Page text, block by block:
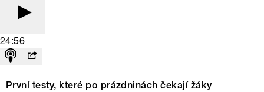
24:56
První testy, které po prázdninách čekají žáky